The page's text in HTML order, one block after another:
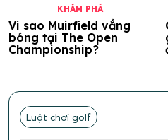
KHÁM PHÁ
Vi sao Muirfield vắng
bóng tại The Open
Championship?
Luật chơi golf